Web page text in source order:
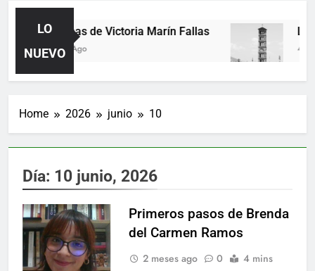
LO
NUEVO
Poemas de Victoria Marín Fallas
2 Días Ago
Las
4
Home 2026 junio 10
Día: 10 junio, 2026
Primeros pasos de Brenda
del Carmen Ramos
2 meses ago 0 4 mins